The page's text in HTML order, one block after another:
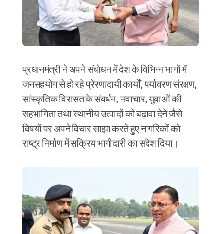
प्रधानमंत्री ने अपने संबोधन में देश के विभिन्न भागों में
जनसहयोग से हो रहे प्रेरणादायी कार्यों, पर्यावरण संरक्षण,
सांस्कृतिक विरासत के संवर्धन, नवाचार, युवाओं की
सहभागिता तथा स्थानीय उत्पादों को बढ़ावा देने जैसे
विषयों पर अपने विचार साझा करते हुए नागरिकों को
राष्ट्र निर्माण में सक्रिय भागीदारी का संदेश दिया।